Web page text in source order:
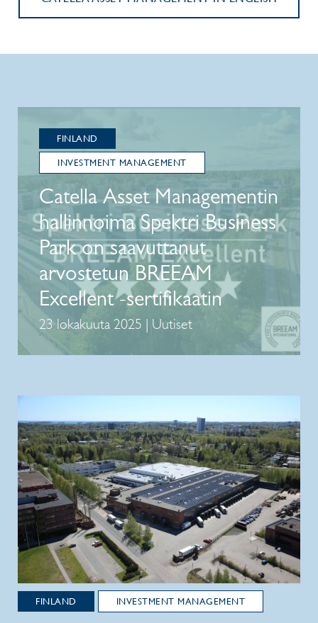
FINLAND
INVESTMENT MANAGEMENT
Catella Asset Managementin
hallinnoima Spektri Business
Park on saavuttanut
arvostetun BREEAM
Excellent -sertifikaatin
23 lokakuuta 2025 | Uutiset
FINLAND INVESTMENT MANAGEMENT